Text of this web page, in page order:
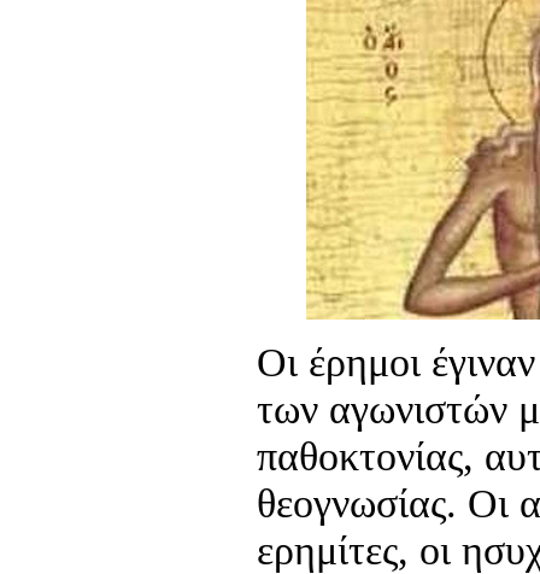
Οι έρημοι
των αγωνιστών
παθοκτονίας,
θεογνωσίας. Οι
ερημίτες, οι